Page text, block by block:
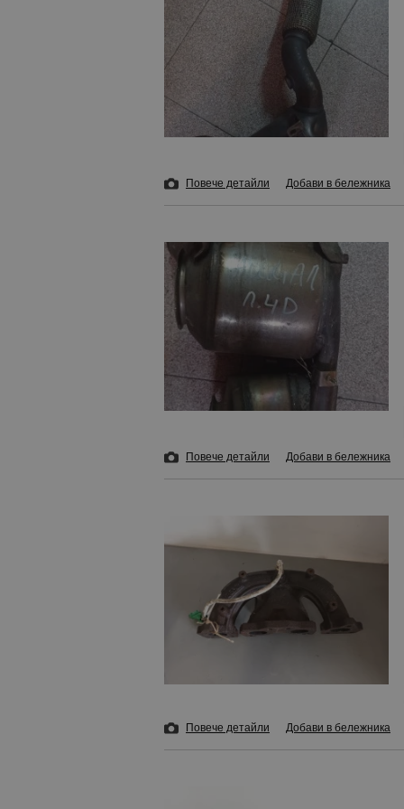
Повече детайли Добави в бележника
Повече детайли Добави в бележника
Повече детайли Добави в бележника